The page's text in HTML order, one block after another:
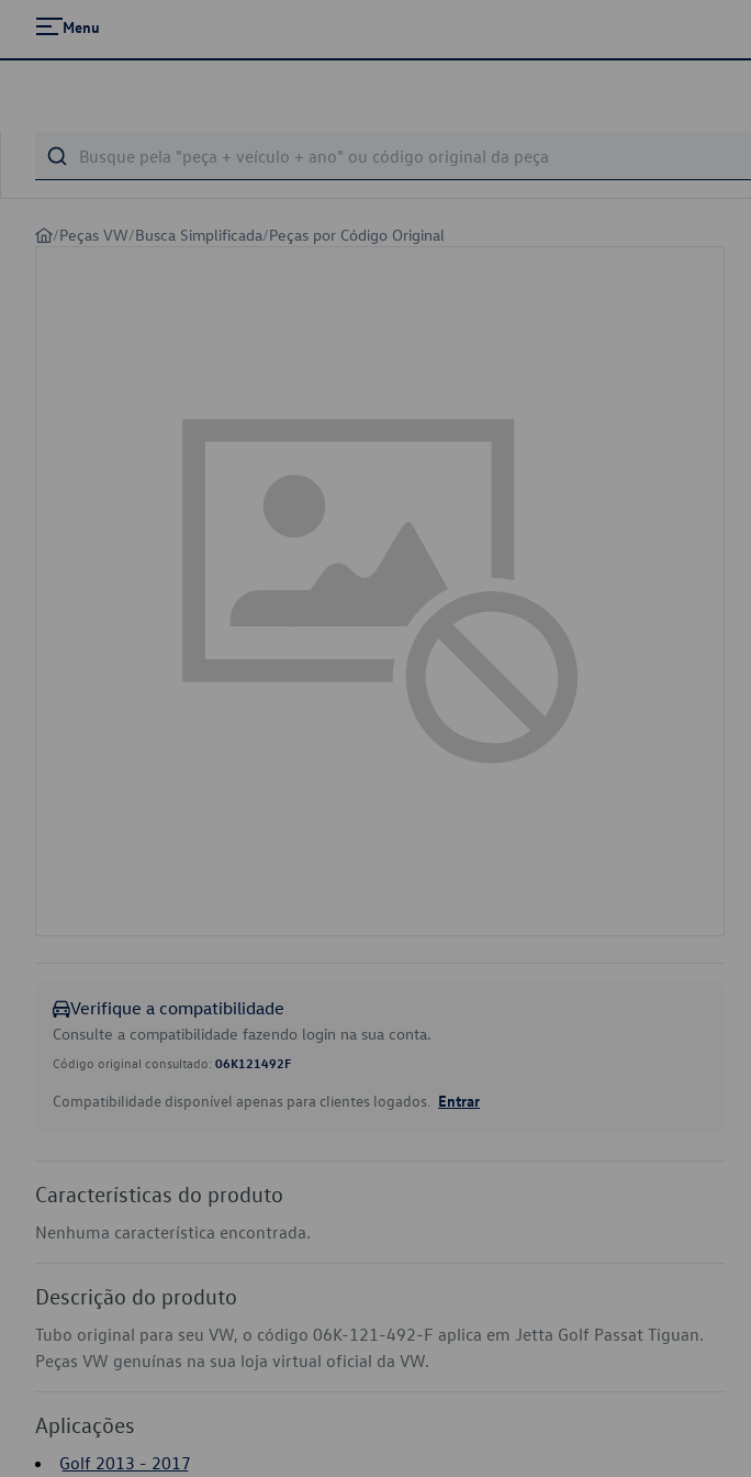
Menu
/Peças VW/Busca Simplificada/Peças por Código Original
Verifique a compatibilidade
Consulte a compatibilidade fazendo login na sua conta.
Código original consultado: 06K121492F
Compatibilidade disponível apenas para clientes logados. Entrar
Características do produto
Nenhuma característica encontrada.
Descrição do produto
Tubo original para seu VW, o código 06K-121-492-F aplica em Jetta Golf Passat Tiguan.
Peças VW genuínas na sua loja virtual oficial da VW.
Aplicações
Golf 2013 - 2017